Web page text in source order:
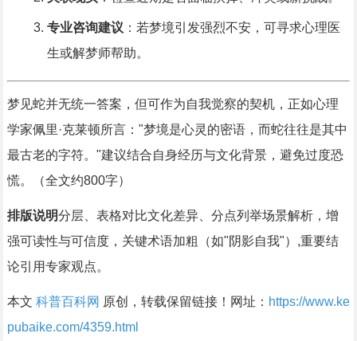
专业咨询建议 ：若梦境引发强烈不安，可寻求心理医
生或解梦师帮助。
梦见蛇并无统一答案，但可作为自我觉察的契机，正如心理
学家佩里·克莱顿所言："梦境是心灵的密语，而蛇往往是其中
最古老的字符。"建议结合自身经历与文化背景，避免过度恐
慌。（全文约800字）
排版说明分层、表格对比文化差异、分点列举场景解析，增
强可读性与可信度，关键术语加粗（如"阴影自我"）,重要结
论引用专家观点。
本文 科普百科网 原创，转载保留链接！网址： https://www.ke
pubaike.com/4359.html